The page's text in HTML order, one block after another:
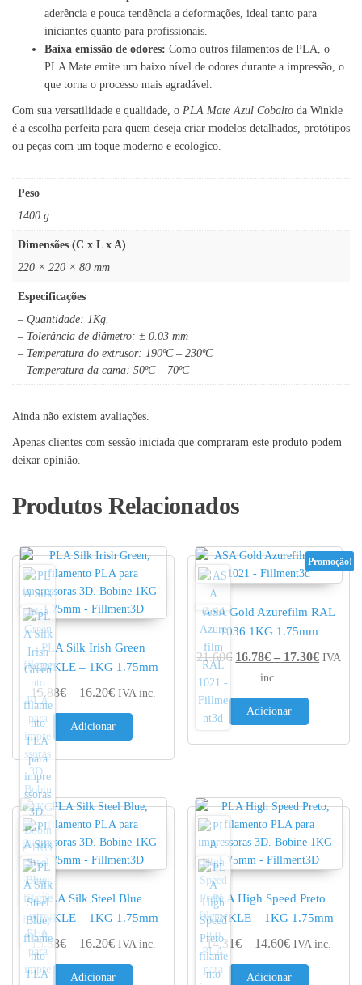
aderência e pouca tendência a deformações, ideal tanto para
iniciantes quanto para profissionais.
Baixa emissão de odores: Como outros filamentos de PLA, o
PLA Mate emite um baixo nível de odores durante a impressão, o
que torna o processo mais agradável.
Com sua versatilidade e qualidade, o PLA Mate Azul Cobalto da Winkle
é a escolha perfeita para quem deseja criar modelos detalhados, protótipos
ou peças com um toque moderno e ecológico.
Peso
1400 g
Dimensões (C x L x A)
220 × 220 × 80 mm
Especificações
– Quantidade: 1Kg.
– Tolerância de diâmetro: ± 0.03 mm
– Temperatura do extrusor: 190ºC – 230ºC
– Temperatura da cama: 50ºC – 70ºC
Ainda não existem avaliações.
Apenas clientes com sessão iniciada que compraram este produto podem
deixar opinião.
Produtos Relacionados
PLA Silk Irish Green
WINKLE – 1KG 1.75mm
15.88€ – 16.20€Price range: 15.88€ through 16.20€
IVA inc.
Adicionar
Promoção!
ASA Gold Azurefilm RAL
1036 1KG 1.75mm
21.60€ 16.78€ – 17.30€Price
IVA
inc.
Adicionar
PLA Silk Steel Blue
WINKLE – 1KG 1.75mm
15.88€ – 16.20€Price range: 15.88€ through 16.20€
IVA inc.
Adicionar
PLA High Speed Preto
WINKLE – 1KG 1.75mm
14.31€ – 14.60€Price range:
IVA inc.
Adicionar